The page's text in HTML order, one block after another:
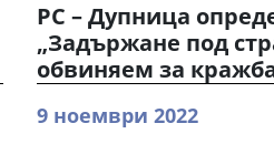
РС – Дупница
„Задържане под
обвиняем за
9 ноември 2022